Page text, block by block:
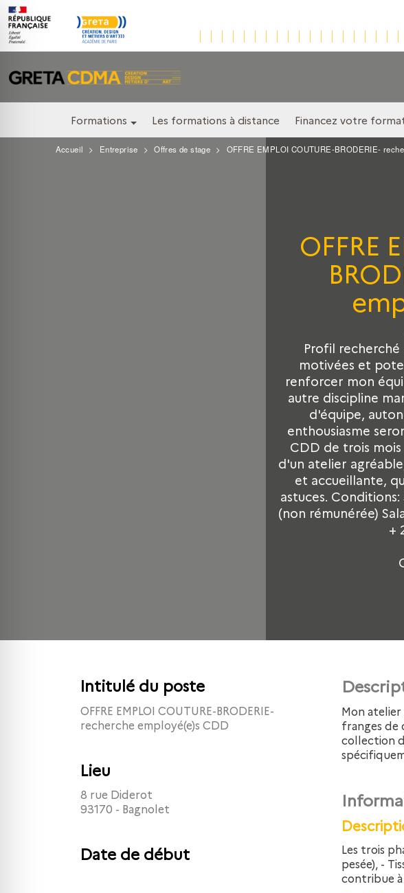
Formations Les formations à distance Financez votre
OFFRE
Profil recherché
motivées et
renforcer mon
autre discipline
d'équipe,
enthousiasme
CDD de trois
d'un atelier
et accueillante,
astuces.
(non rémunérée)
+
Accueil Entreprise Offres de stage OFFRE EMPLOI COUTURE-BRODERIE-
Intitulé du poste
OFFRE EMPLOI COUTURE-BRODERIE-
recherche employé(e)s CDD
Lieu
8 rue Diderot
93170 - Bagnolet
Date de début
Mon atelier de perruquerie d'art a été missionné par la maison HERMÈS pour la production de
franges de
collection
Les trois phases du travail: - Tri et préparation du crin (retrait des crins mal colorés, coupe et
pesée), -
contribue à